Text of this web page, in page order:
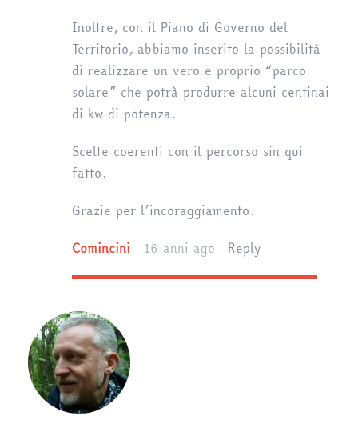
Inoltre, con il Piano di Governo del
Territorio, abbiamo inserito la possibilità
di realizzare un vero e proprio “parco
solare” che potrà produrre alcuni centinai
di kw di potenza.
Scelte coerenti con il percorso sin qui
fatto.
Grazie per l’incoraggiamento.
Comincini
16 anni ago Reply